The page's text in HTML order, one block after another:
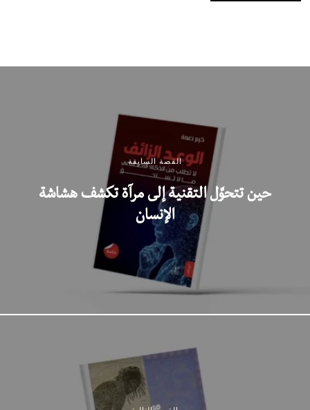
القصة السابقة
حين تتحوَّل التقنية إلى مرآة تكشف هشاشة
الإنسان